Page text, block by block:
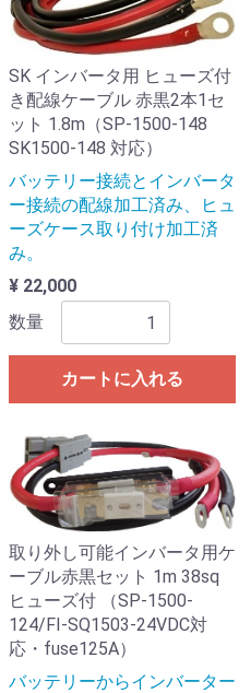
SK インバータ用 ヒューズ付
き配線ケーブル 赤黒2本1セ
ット 1.8m（SP-1500-148
SK1500-148 対応）
バッテリー接続とインバータ
ー接続の配線加工済み、ヒュ
ーズケース取り付け加工済
み。
¥ 22,000
数量
カートに入れる
取り外し可能インバータ用ケ
ーブル赤黒セット 1m 38sq
ヒューズ付 （SP-1500-
124/FI-SQ1503-24VDC対
応・fuse125A）
バッテリーからインバーター